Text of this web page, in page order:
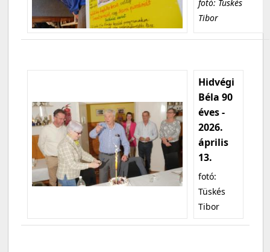
fotó: Tüskés
Tibor
Hidvégi
Béla 90
éves -
2026.
április
13.
fotó:
Tüskés
Tibor